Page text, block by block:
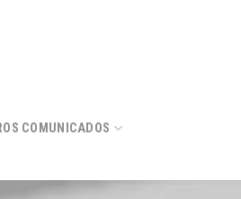
COMUNICADOS